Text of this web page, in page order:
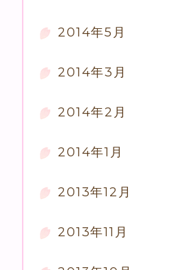
2014年5月
2014年3月
2014年2月
2014年1月
2013年12月
2013年11月